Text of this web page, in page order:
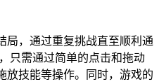
局，通过重复挑战直至顺利通
只需通过简单的点击和拖动
放技能等操作。同时，游戏的